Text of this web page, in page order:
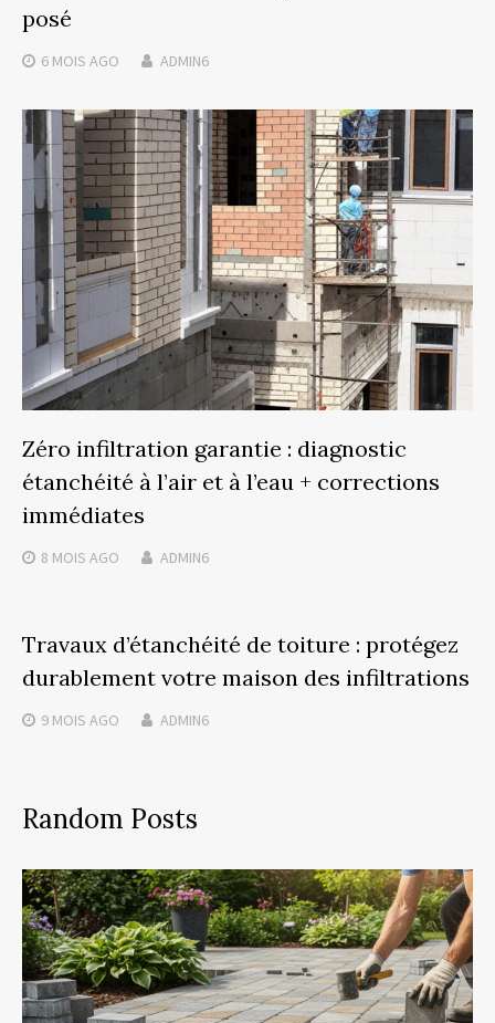
posé
6 MOIS AGO ADMIN6
Zéro infiltration garantie : diagnostic
étanchéité à l’air et à l’eau + corrections
immédiates
8 MOIS AGO ADMIN6
Travaux d’étanchéité de toiture : protégez
durablement votre maison des infiltrations
9 MOIS AGO ADMIN6
Random Posts